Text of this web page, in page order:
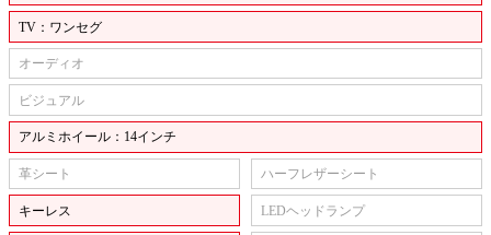
TV：ワンセグ
オーディオ
ビジュアル
アルミホイール：14インチ
革シート ハーフレザーシート
キーレス LEDヘッドランプ